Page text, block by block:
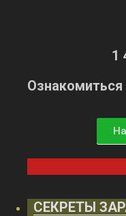
1
Ознакомиться
СЕКРЕТЫ